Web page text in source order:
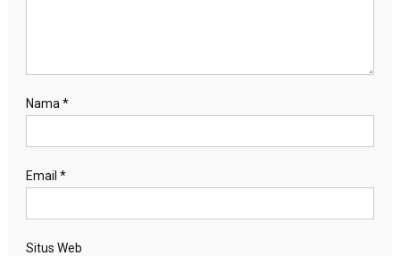
Nama *
Email *
Situs Web